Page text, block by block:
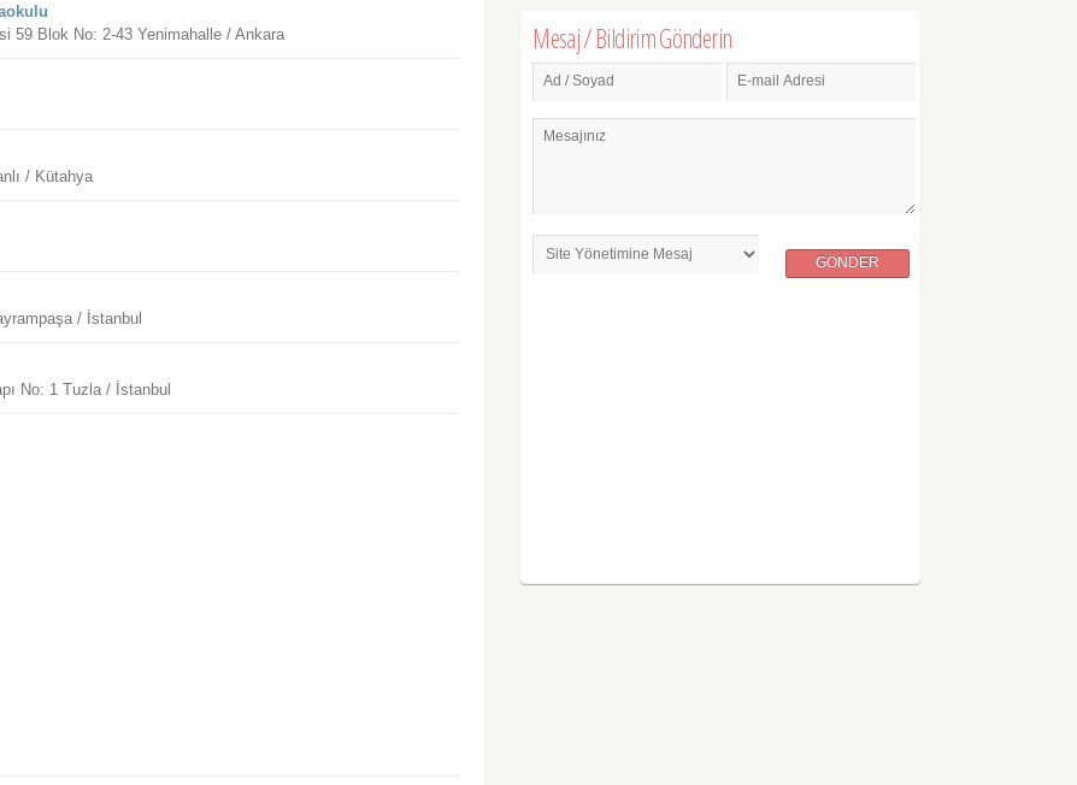
59 Blok No: 2-43 Yenimahalle / Ankara
/ Kütahya
/ İstanbul
No: 1 Tuzla / İstanbul
Mesaj / Bildirim Gönderin
Ad / Soyad E-mail Adresi
Mesajınız
GÖNDER